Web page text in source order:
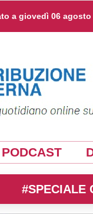
a giovedì 06 agosto
PODCAST
#SPECIALE